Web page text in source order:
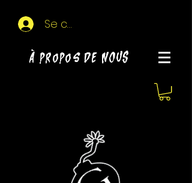
Se connecter
À propos de NOUS